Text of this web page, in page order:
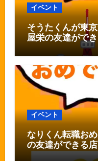
イベント
そうたくんが東
屋栄の友達がで
イベント
なりくん転職お
の友達ができる